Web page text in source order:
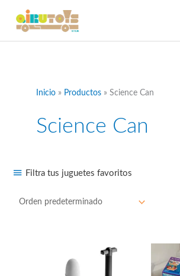
Inicio Productos Science Can
Science Can
Filtra tus juguetes favoritos